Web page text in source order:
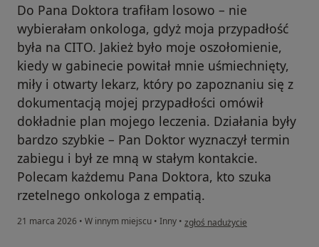
Do Pana Doktora trafiłam losowo – nie
wybierałam onkologa, gdyż moja przypadłość
była na CITO. Jakież było moje oszołomienie,
kiedy w gabinecie powitał mnie uśmiechnięty,
miły i otwarty lekarz, który po zapoznaniu się z
dokumentacją mojej przypadłości omówił
dokładnie plan mojego leczenia. Działania były
bardzo szybkie – Pan Doktor wyznaczył termin
zabiegu i był ze mną w stałym kontakcie.
Polecam każdemu Pana Doktora, kto szuka
rzetelnego onkologa z empatią.
21 marca 2026 • W innym miejscu • Inny • w opinii użytkownika Ewa
zgłoś nadużycie